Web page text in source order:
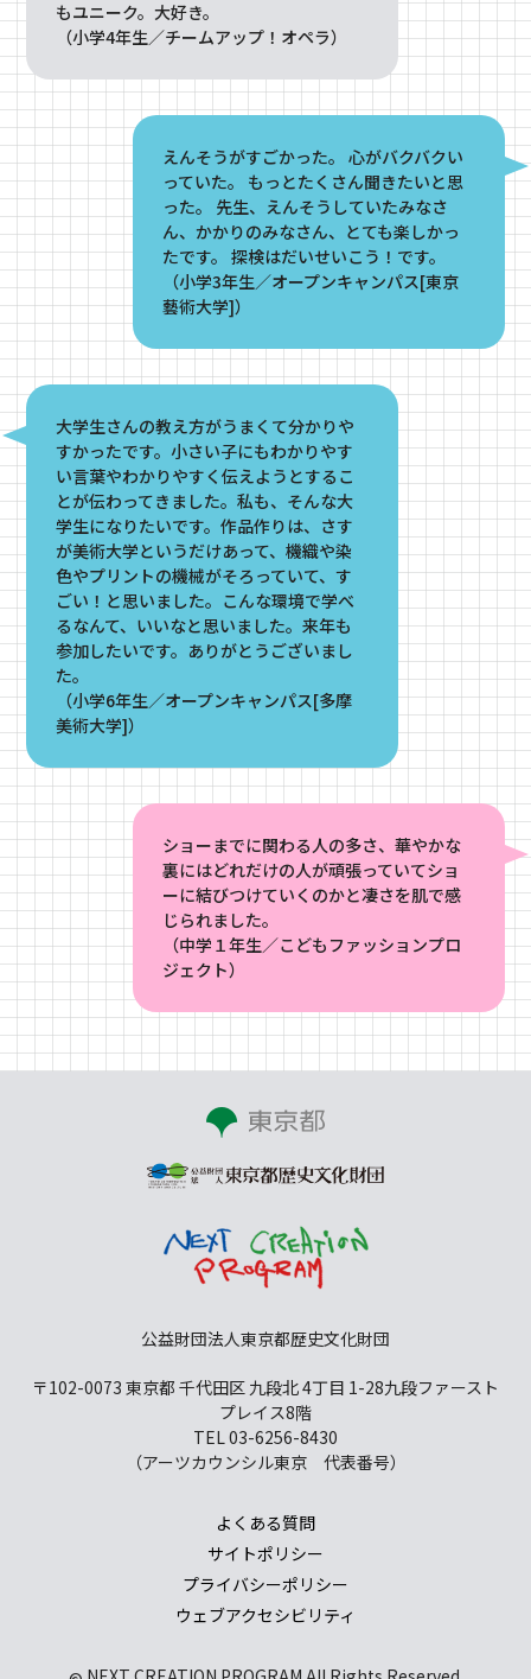
もユニーク。大好き。
（小学4年生／チームアップ！オペラ）
えんそうがすごかった。 心がバクバクい
っていた。 もっとたくさん聞きたいと思
った。 先生、えんそうしていたみなさ
ん、かかりのみなさん、とても楽しかっ
たです。 探検はだいせいこう！です。
（小学3年生／オープンキャンパス[東京
藝術大学]）
大学生さんの教え方がうまくて分かりや
すかったです。小さい子にもわかりやす
い言葉やわかりやすく伝えようとするこ
とが伝わってきました。私も、そんな大
学生になりたいです。作品作りは、さす
が美術大学というだけあって、機織や染
色やプリントの機械がそろっていて、す
ごい！と思いました。こんな環境で学べ
るなんて、いいなと思いました。来年も
参加したいです。ありがとうございまし
た。
（小学6年生／オープンキャンパス[多摩
美術大学]）
ショーまでに関わる人の多さ、華やかな
裏にはどれだけの人が頑張っていてショ
ーに結びつけていくのかと凄さを肌で感
じられました。
（中学１年生／こどもファッションプロ
ジェクト）
公益財団法人東京都歴史文化財団
〒102-0073 東京都 千代田区 九段北 4丁目 1-28九段ファースト
プレイス8階
TEL 03-6256-8430
（アーツカウンシル東京 代表番号）
よくある質問
サイトポリシー
プライバシーポリシー
ウェブアクセシビリティ